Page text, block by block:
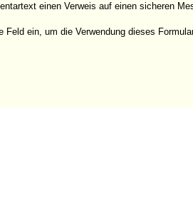
einen Verweis auf einen sicheren
ein, um die Verwendung dieses